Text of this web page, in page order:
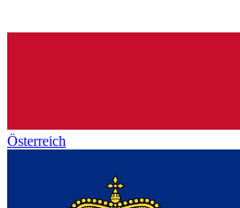
Österreich